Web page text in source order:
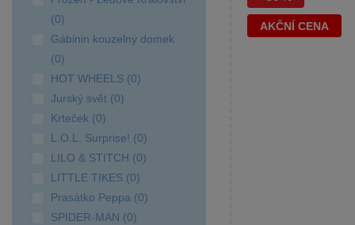
(0)
Gábinin kouzelný domek
(0)
HOT WHEELS (0)
Jurský svět (0)
Krteček (0)
L.O.L. Surprise! (0)
LILO & STITCH (0)
LITTLE TIKES (0)
Prasátko Peppa (0)
SPIDER-MAN (0)
AKČNÍ CENA